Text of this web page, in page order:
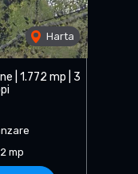
Harta
| 1.772 mp | 3
mp